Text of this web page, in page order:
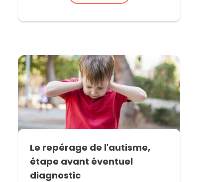
Le repérage de l'autisme,
étape avant éventuel
diagnostic